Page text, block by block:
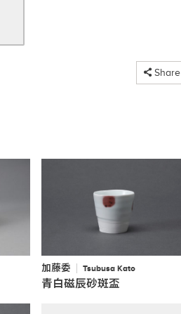
Share
コピーしました
加藤委 Tsubusa Kato
青白磁辰砂斑盃